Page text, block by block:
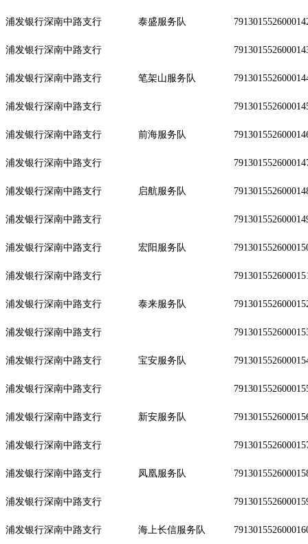
浦发银行深南中路支行 泰盛服务队
浦发银行深南中路支行
浦发银行深南中路支行 笔架山服务队
浦发银行深南中路支行
浦发银行深南中路支行 前海服务队
浦发银行深南中路支行
浦发银行深南中路支行 启航服务队
浦发银行深南中路支行
浦发银行深南中路支行 宏阳服务队
浦发银行深南中路支行
浦发银行深南中路支行 泰来服务队
浦发银行深南中路支行
浦发银行深南中路支行 宝安服务队
浦发银行深南中路支行
浦发银行深南中路支行 新安服务队
浦发银行深南中路支行
浦发银行深南中路支行 凤凰服务队
浦发银行深南中路支行
浦发银行深南中路支行 海上长信服务队